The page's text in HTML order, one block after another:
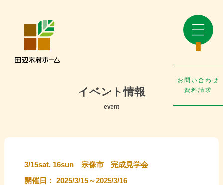
お問い合わせ
資料請求
イベント情報
event
3/15sat. 16sun 宗像市 完成見学会
開催日： 2025/3/15～2025/3/16